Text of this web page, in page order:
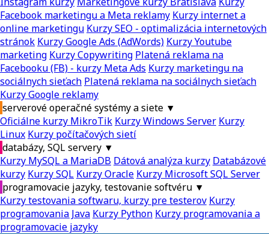
Facebook marketingu a Meta reklamy Kurzy internet a
online marketingu Kurzy SEO - optimalizácia internetových
stránok Kurzy Google Ads (AdWords) Kurzy Youtube
marketing Kurzy Copywriting Platená reklama na
Facebooku (FB) - kurzy Meta Ads Kurzy marketingu na
sociálnych sieťach Platená reklama na sociálnych sieťach
Kurzy Google reklamy
serverové operačné systémy a siete ▼
Oficiálne kurzy MikroTik Kurzy Windows Server Kurzy
Linux Kurzy počítačových sietí
databázy, SQL servery ▼
Kurzy MySQL a MariaDB Dátová analýza kurzy Databázové
kurzy Kurzy SQL Kurzy Oracle Kurzy Microsoft SQL Server
programovacie jazyky, testovanie softvéru ▼
Kurzy testovania softwaru, kurzy pre testerov Kurzy
programovania Java Kurzy Python Kurzy programovania a
programovacie jazyky